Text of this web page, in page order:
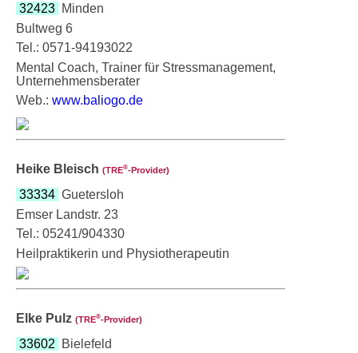
32423 Minden
Bultweg 6
Tel.: 0571-94193022
Mental Coach, Trainer für Stressmanagement,
Unternehmensberater
Web.: www.baliogo.de
Heike Bleisch (TRE®‑Provider)
33334 Guetersloh
Emser Landstr. 23
Tel.: 05241/904330
Heilpraktikerin und Physiotherapeutin
Elke Pulz (TRE®‑Provider)
33602 Bielefeld